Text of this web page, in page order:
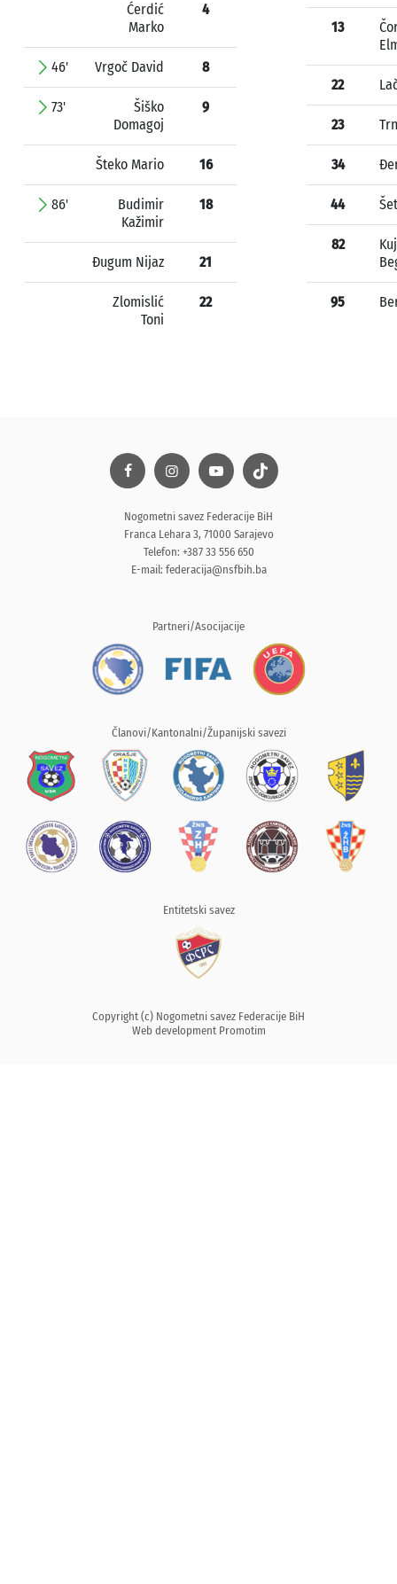
Ćerdić
Marko
4
46' Vrgoč David 8
73'
Šiško
Domagoj
9
Šteko Mario 16
86'
Budimir
Kažimir
18
Đugum Nijaz 21
Zlomislić
Toni
22
13
22
23
34
44
82
95
Nogometni savez Federacije BiH
Franca Lehara 3, 71000 Sarajevo
Telefon: +387 33 556 650
E-mail: federacija@nsfbih.ba
Partneri/Asocijacije
Članovi/Kantonalni/Županijski savezi
Entitetski savez
Copyright (c) Nogometni savez Federacije BiH
Web development Promotim